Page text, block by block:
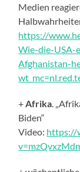
Medien
https://
Wie-die-USA-
Afghanistan-
+ Afrika
Biden“
Video: https://